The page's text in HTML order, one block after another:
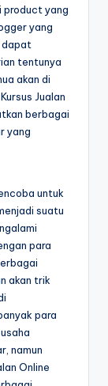
product yang
yang
dapat
tentunya
akan di
Jualan
berbagai
yang
untuk
suatu
para
akan trik
para
namun
Online